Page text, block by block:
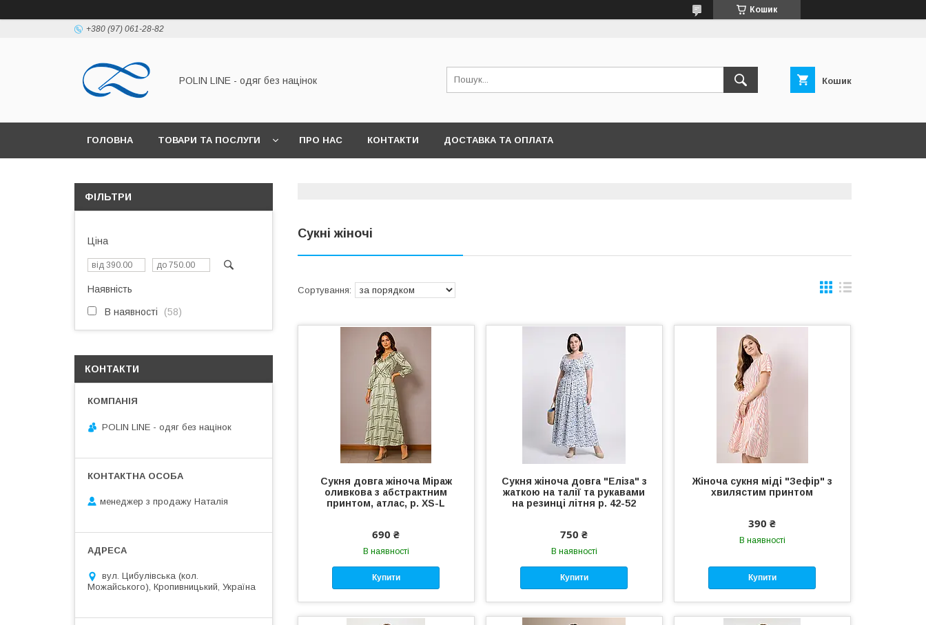
Кошик
+380 (97) 061-28-82
POLIN LINE - одяг без націнок Кошик
ГОЛОВНА ТОВАРИ ТА ПОСЛУГИ ПРО НАС КОНТАКТИ ДОСТАВКА ТА ОПЛАТА
Сукні жіночі
Сукня довга жіноча Міраж
оливкова з абстрактним
принтом, атлас, р. XS-L
690 ₴
В наявності
Купити
Сукня жіноча довга "Еліза" з
жаткою на талії та рукавами
на резинці літня р. 42-52
750 ₴
В наявності
Купити
Жіноча сукня міді "Зефір" з
хвилястим принтом
390 ₴
В наявності
Купити
ФІЛЬТРИ
Ціна
Наявність
В наявності 58
КОНТАКТИ
POLIN LINE - одяг без націнок
менеджер з продажу Наталія
вул. Цибулівська (кол.
Можайського), Кропивницький, Україна